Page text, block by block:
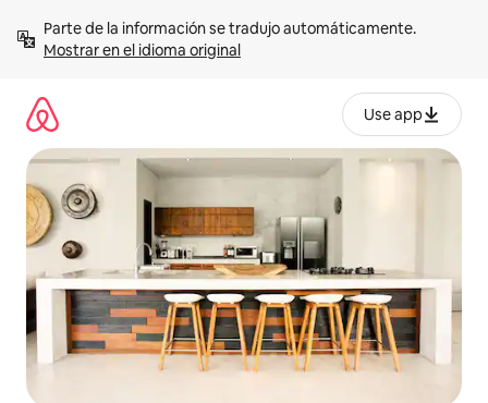
contenidoMostrar en el idioma original
Use app